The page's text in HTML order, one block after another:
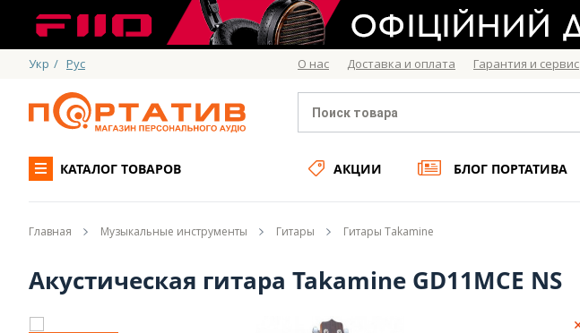
Укр / Рус О нас Доставка и оплата Гарантия и сервис
КАТАЛОГ ТОВАРОВ АКЦИИ БЛОГ ПОРТАТИВА
Главная Музыкальные инструменты Гитары Гитары Takamine
Акустическая гитара Takamine GD11MCE NS